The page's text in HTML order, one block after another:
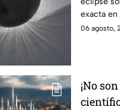
del
exacta en
cobertura
06 agosto,
¡No